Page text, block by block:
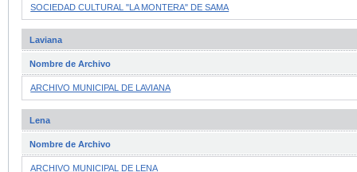
SOCIEDAD CULTURAL "LA MONTERA" DE SAMA
Laviana
Nombre de Archivo
ARCHIVO MUNICIPAL DE LAVIANA
Lena
Nombre de Archivo
ARCHIVO MUNICIPAL DE LENA